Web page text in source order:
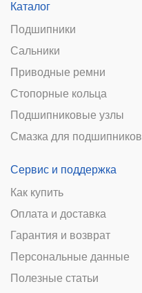
Каталог
Подшипники
Сальники
Приводные ремни
Стопорные кольца
Подшипниковые узлы
Смазка для подшипников
Сервис и поддержка
Как купить
Оплата и доставка
Гарантия и возврат
Персональные данные
Полезные статьи